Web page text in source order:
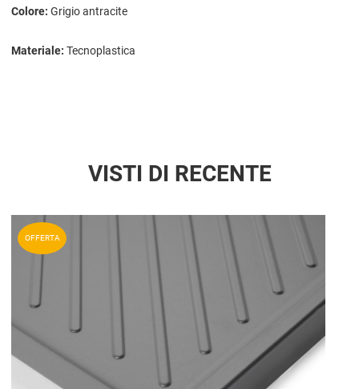
Colore: Grigio antracite
Materiale: Tecnoplastica
VISTI DI RECENTE
OFFERTA